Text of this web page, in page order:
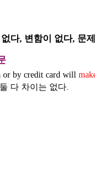
다, 변함이 없다, 문
or by credit card will
다 차이는 없다.